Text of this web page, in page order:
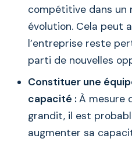
compétitive dans un
évolution. Cela peut
l’entreprise reste
parti de nouvelles
Constituer une
capacité :À mesure
grandit, il est
augmenter sa